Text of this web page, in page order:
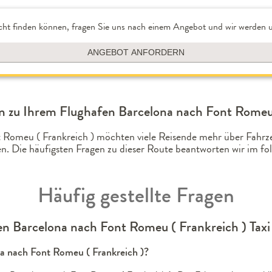
finden können, fragen Sie uns nach einem Angebot und wir
ANGEBOT ANFORDERN
Ihrem Flughafen Barcelona nach Font
( Frankreich ) möchten viele Reisende mehr über
Die häufigsten Fragen zu dieser Route beantworten wir im
Häufig gestellte Fragen
Barcelona nach Font Romeu ( Frankreich )
nach Font Romeu ( Frankreich )?